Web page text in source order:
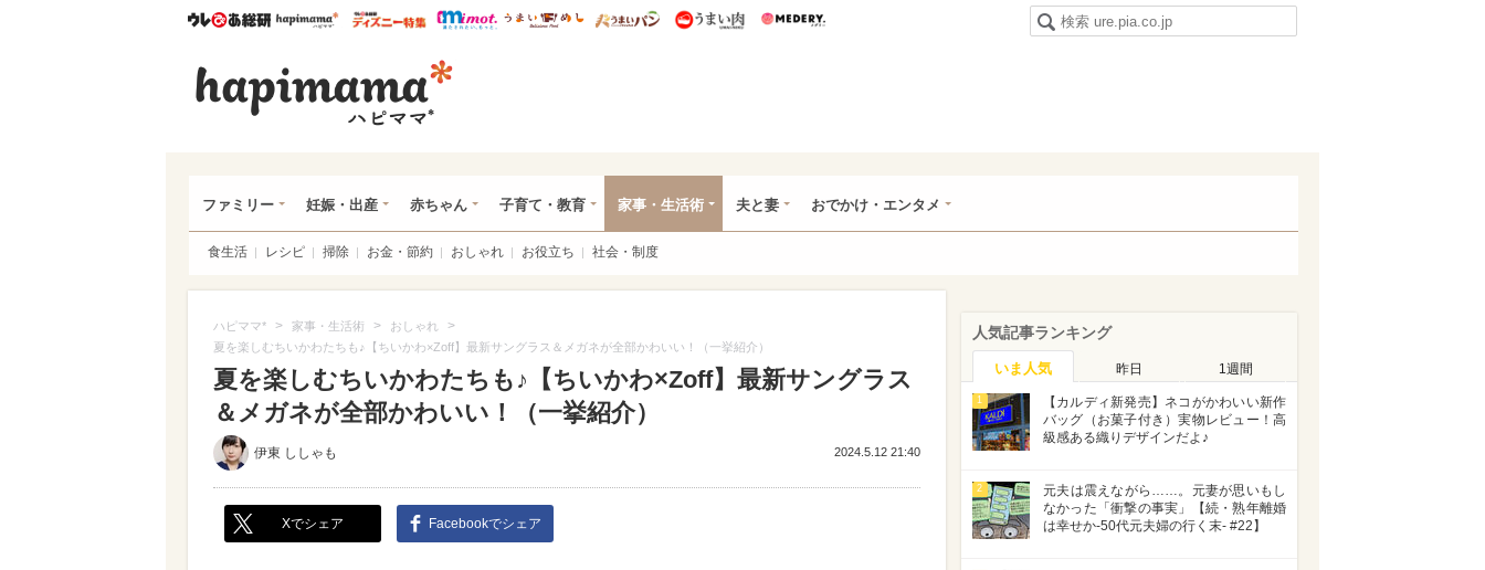
ウレぴあ総研ハピママ* ウレぴあ総研 ディズニー特集
mimot. うまいめし うまいパン うまい肉
ファミリー 妊娠・出産 赤ちゃん 子育て・教育 家事・生活術 夫と妻 おでかけ・エンタメ
食生活 レシピ 掃除 お金・節約 おしゃれ お役立ち 社会・制度
ハピママ* > 家事・生活術 > おしゃれ >
夏を楽しむちいかわたちも♪【ちいかわ×Zoff】最新サングラス＆メガネが全部かわいい！（一挙紹介）
夏を楽しむちいかわたちも♪【ちいかわ×Zoff】最新サングラス
＆メガネが全部かわいい！（一挙紹介）
伊東 ししゃも 2024.5.12 21:40
Xでシェア Facebookでシェア
人気記事ランキング
いま人気 昨日 1週間
1
【カルディ新発売】ネコがかわいい新作
バッグ（お菓子付き）実物レビュー！高
級感ある織りデザインだよ♪
2
元夫は震えながら……。元妻が思いもし
なかった「衝撃の事実」【続・熟年離婚
は幸せか-50代元夫婦の行く末- #22】